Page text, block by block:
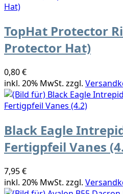
TopHat Protector
Protector Hat)
0,80 €
inkl. 20% MwSt. zzgl.
Black Eagle
Fertigpfeil Vanes
7,95 €
inkl. 20% MwSt. zzgl.